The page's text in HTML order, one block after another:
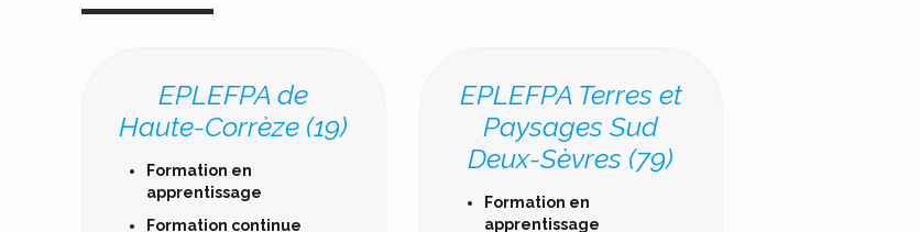
EPLEFPA de
Haute-Corrèze (19)
Formation en
apprentissage
Formation continue
EPLEFPA Terres et
Paysages Sud
Deux-Sèvres (79)
Formation en
apprentissage